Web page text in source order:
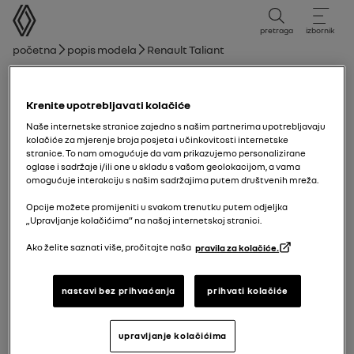
korisnički priručnik
pretraga izbornik
mrvice
Početna Popis modela Renault Taliant
Istraži Ručnik Upozorenja vodič u PDF-u pretraži
Pretraživanje
Nema rezultata
Krenite upotrebljavati kolačiće
Naše internetske stranice zajedno s našim partnerima upotrebljavaju
kolačiće za mjerenje broja posjeta i učinkovitosti internetske
stranice. To nam omogućuje da vam prikazujemo personalizirane
oglase i sadržaje i/ili one u skladu s vašom geolokacijom, a vama
omogućuje interakciju s našim sadržajima putem društvenih mreža.
Opcije možete promijeniti u svakom trenutku putem odjeljka
„Upravljanje kolačićima” na našoj internetskoj stranici.
Ako želite saznati više, pročitajte naša pravila za kolačiće.
nastavi bez prihvaćanja prihvati kolačiće
upravljanje kolačićima